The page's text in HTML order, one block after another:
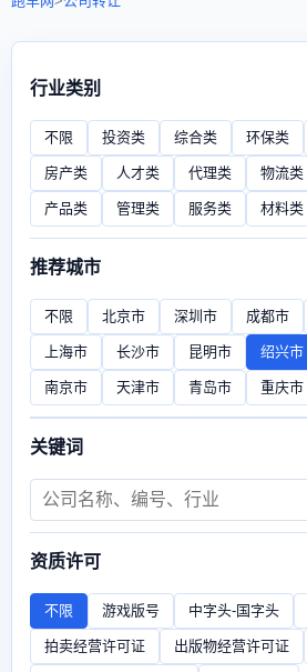
行业类别
不限 投资类 综合类 环保类
房产类 人才类 代理类 物流类
产品类 管理类 服务类 材料类
推荐城市
不限 北京市 深圳市 成都市
上海市 长沙市 昆明市 绍兴市
南京市 天津市 青岛市 重庆市
关键词
资质许可
不限 游戏版号 中字头-国字头
拍卖经营许可证 出版物经营许可证